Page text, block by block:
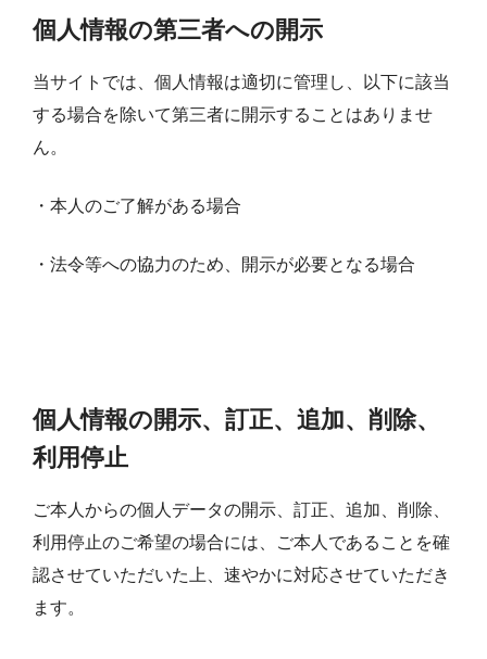
個人情報の第三者への開示
当サイトでは、個人情報は適切に管理し、以下に該当
する場合を除いて第三者に開示することはありませ
ん。
・本人のご了解がある場合
・法令等への協力のため、開示が必要となる場合
個人情報の開示、訂正、追加、削除、
利用停止
ご本人からの個人データの開示、訂正、追加、削除、
利用停止のご希望の場合には、ご本人であることを確
認させていただいた上、速やかに対応させていただき
ます。